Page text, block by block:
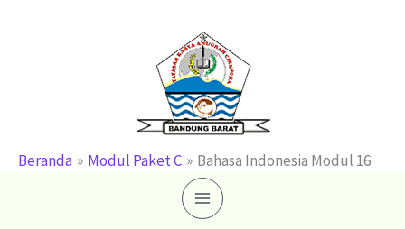
Beranda Modul Paket C Bahasa Indonesia Modul 16